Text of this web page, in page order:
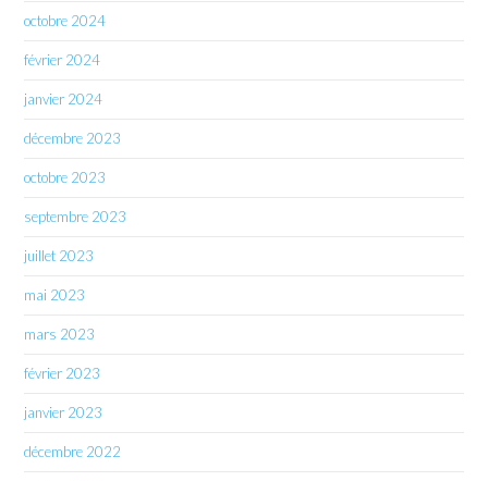
octobre 2024
février 2024
janvier 2024
décembre 2023
octobre 2023
septembre 2023
juillet 2023
mai 2023
mars 2023
février 2023
janvier 2023
décembre 2022